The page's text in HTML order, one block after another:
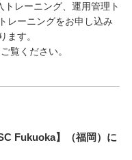
トレーニング、運用管理ト
レーニングをお申し込み
ます。
覧ください。
Fukuoka】（福岡）に